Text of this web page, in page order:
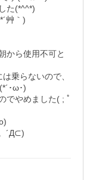
た(*^^*)
艸｀)
から使用不可と
乗らないので、
･ω･)
でやめました( ; ﾟ
´Д⊂)